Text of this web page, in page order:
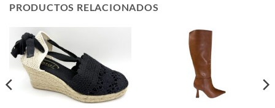
PRODUCTOS RELACIONADOS